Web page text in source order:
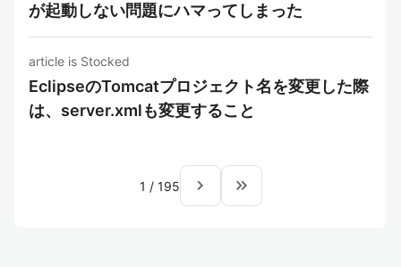
が起動しない問題にハマってしまった
article is Stocked
EclipseのTomcatプロジェクト名を変更した際
は、server.xmlも変更すること
1 / 195 navigate_next keyboard_double_arrow_right